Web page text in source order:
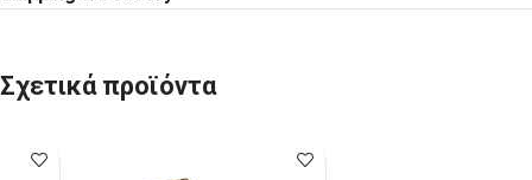
Σχετικά προϊόντα